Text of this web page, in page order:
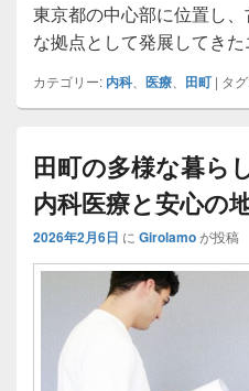
東京都の中心部に位置し
な拠点として発展してき
カテゴリー: 内科、 医療 田町 | タ
田町の多様な暮ら
内科医療と安心の
2026年2月6日 に Girolamoが投稿